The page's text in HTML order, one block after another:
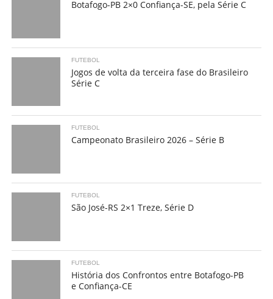
Botafogo-PB 2×0 Confiança-SE, pela Série C
FUTEBOL
Jogos de volta da terceira fase do Brasileiro
Série C
FUTEBOL
Campeonato Brasileiro 2026 – Série B
FUTEBOL
São José-RS 2×1 Treze, Série D
FUTEBOL
História dos Confrontos entre Botafogo-PB
e Confiança-CE